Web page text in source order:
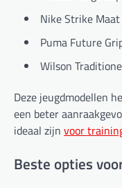
Nike Strike
Puma Future
Wilson
Deze jeugdmodellen
een beter
ideaal zijn voor
Beste opties